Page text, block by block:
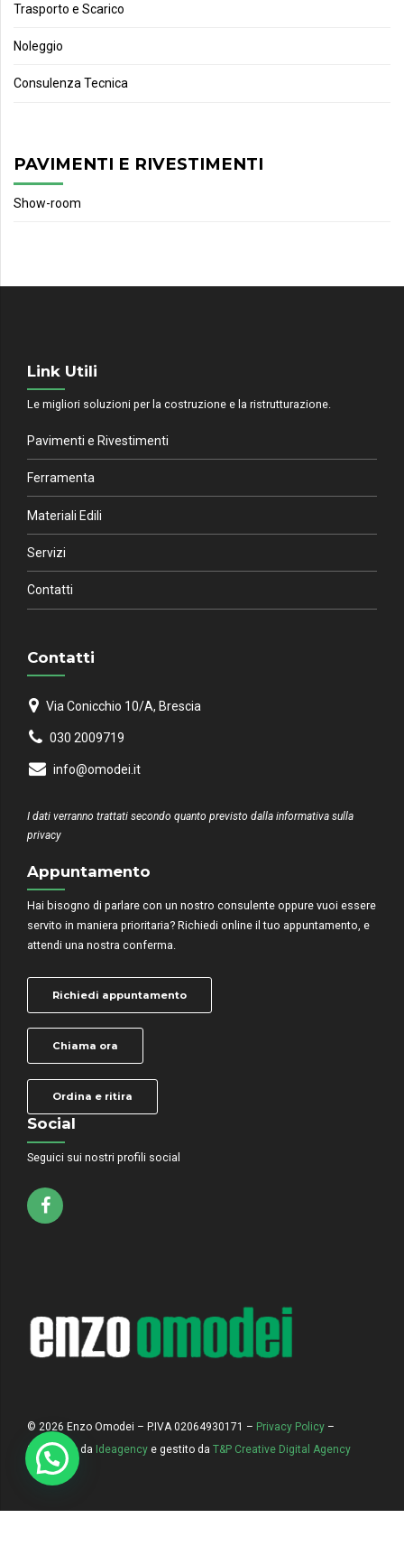
Trasporto e Scarico
Noleggio
Consulenza Tecnica
PAVIMENTI E RIVESTIMENTI
Show-room
Link Utili
Le migliori soluzioni per la costruzione e la ristrutturazione.
Pavimenti e Rivestimenti
Ferramenta
Materiali Edili
Servizi
Contatti
Contatti
Via Conicchio 10/A, Brescia
030 2009719
info@omodei.it
I dati verranno trattati secondo quanto previsto dalla informativa sulla
privacy
Appuntamento
Hai bisogno di parlare con un nostro consulente oppure vuoi essere
servito in maniera prioritaria? Richiedi online il tuo appuntamento, e
attendi una nostra conferma.
Richiedi appuntamento
Chiama ora
Ordina e ritira
Social
Seguici sui nostri profili social
© 2026 Enzo Omodei – P.IVA 02064930171 – Privacy Policy –
Sviluppato da Ideagency e gestito da T&P Creative Digital Agency